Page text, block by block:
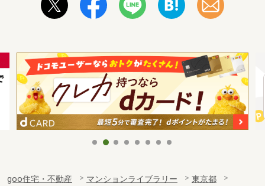
goo住宅・不動産 マンションライブラリー
東京都